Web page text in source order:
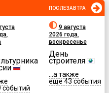
событий
ПОСЛЕЗАВТРА
9 августа
2026 года,
воскресенье
День
строителя
...а также
еще 43 события